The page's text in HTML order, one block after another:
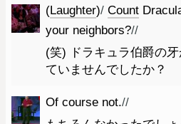
(Laughter)/ Count
your neighbors?//
(笑) ドラキュラ伯爵の
ていませんでしたか？
Of course not.//